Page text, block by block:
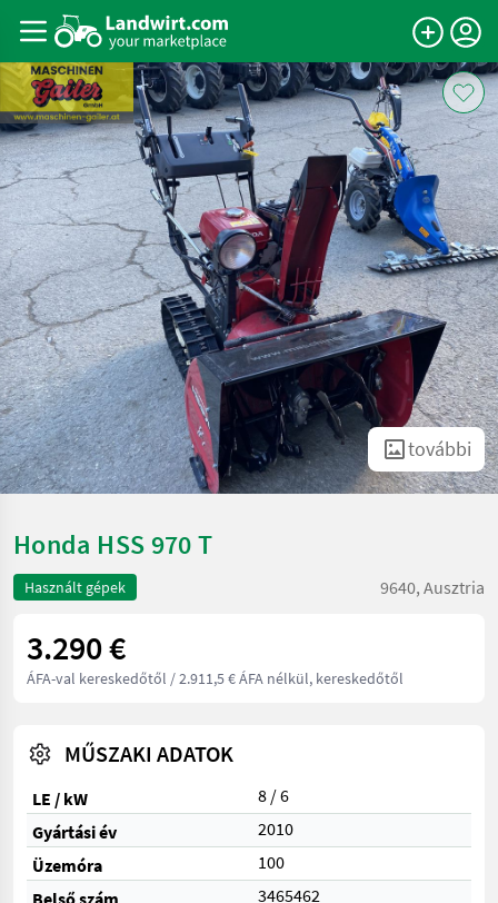
további
Honda HSS 970 T
Használt gépek 9640, Ausztria
3.290 €
ÁFA-val kereskedőtől / 2.911,5 € ÁFA nélkül, kereskedőtől
MŰSZAKI ADATOK
LE / kW
8 / 6
Gyártási év
2010
Üzemóra
100
Belső szám
3465462